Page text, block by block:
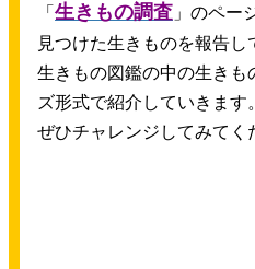
「 生きもの調査 」のペー
見つけた生きものを報告し
生きもの図鑑の中の生きも
ズ形式で紹介 していきます。
ぜひチャレンジしてみてく